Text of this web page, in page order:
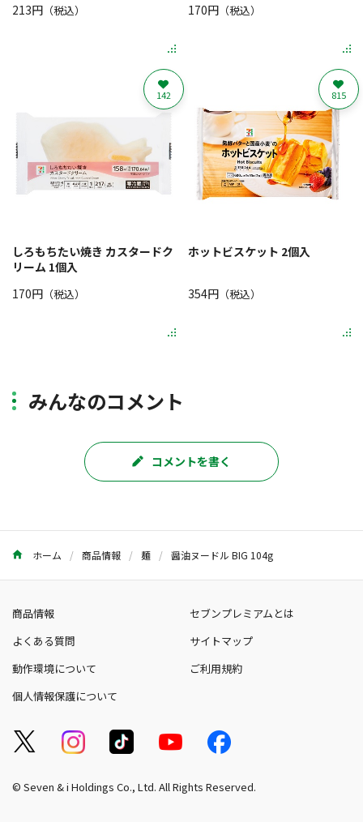
213円 （税込） 170円（税込）
しろもちたい焼き カスタードク
リーム 1個入
170円 （税込）
142
ホットビスケット 2個入
354円（税込）
815
みんなのコメント
コメントを書く
ホーム 商品情報 麺 醤油ヌードル BIG 104g
商品情報
セブンプレミアムとは
よくある質問
サイトマップ
動作環境について
ご利用規約
個人情報保護について
© Seven & i Holdings Co., Ltd. All Rights Reserved.